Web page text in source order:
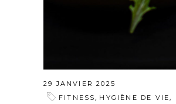
29 JANVIER 2025
FITNESS, HYGIÈNE DE VIE,